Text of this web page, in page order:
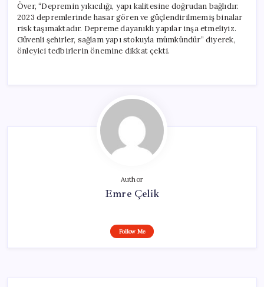
Över, “Depremin yıkıcılığı, yapı kalitesine doğrudan bağlıdır.
2023 depremlerinde hasar gören ve güçlendirilmemiş binalar
risk taşımaktadır. Depreme dayanıklı yapılar inşa etmeliyiz.
Güvenli şehirler, sağlam yapı stokuyla mümkündür” diyerek,
önleyici tedbirlerin önemine dikkat çekti.
Author
Emre Çelik
Follow Me